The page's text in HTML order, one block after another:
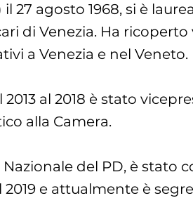
27 agosto 1968, si è
di Venezia. Ha ricoperto
a Venezia e nel Veneto.
al 2018 è stato
alla Camera.
del PD, è stato
e attualmente è